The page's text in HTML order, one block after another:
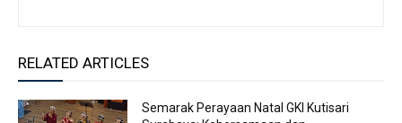
RELATED ARTICLES
Semarak Perayaan Natal GKI Kutisari